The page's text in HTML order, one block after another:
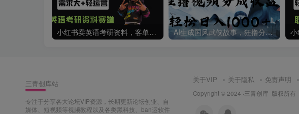
小红书卖英语考研资料，客单价9.9，250天卖了16w! AI生成国风武侠故事，狂撸分成视频收益，轻松日入1000+【可多平台分发】！
三青创库站
专注于分享各大论坛VIP资源，长期更新论坛创业、自
媒体、短视频等视频教程以及各类黑科技、ban运软件
关于VIP 关于隐私 免责声明
Copyright © 2024 ·三青创库 版权所有